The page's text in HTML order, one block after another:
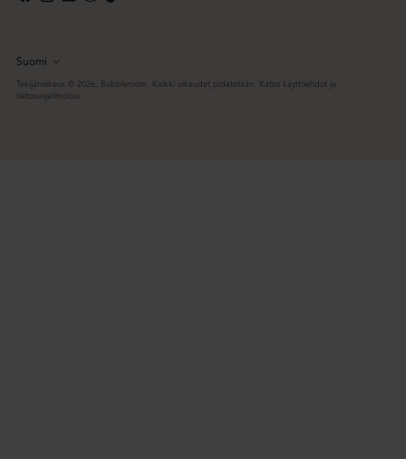
Kieli
Suomi
Tekijänoikeus © 2026, Bubbleroom. Kaikki oikeudet pidätetään. Katso käyttöehdot ja
tietosuojailmoitus.